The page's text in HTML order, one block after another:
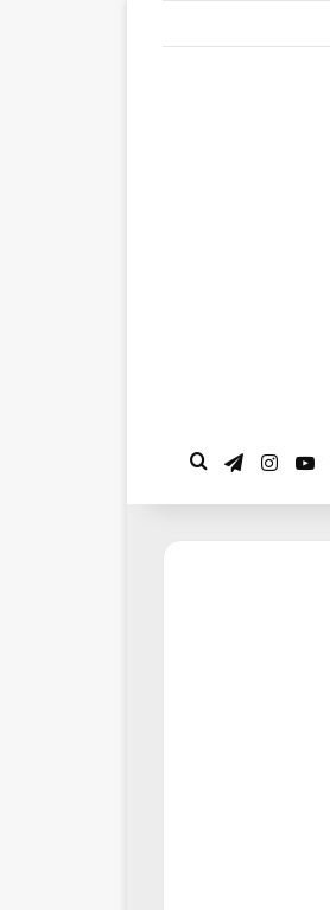
لينكدإن‫YouTubeانستقرام
تيلقرام